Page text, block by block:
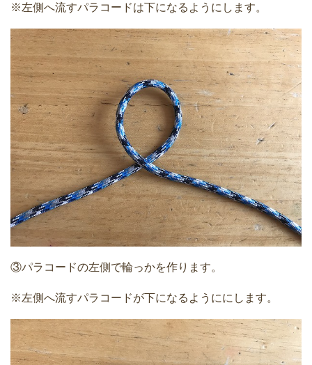
※左側へ流すパラコードは下になるようにします。
③パラコードの左側で輪っかを作ります。
※左側へ流すパラコードが下になるようににします。